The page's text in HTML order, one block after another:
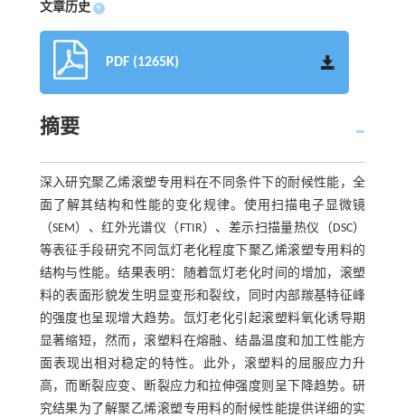
文章历史 +
PDF (1265K)
摘要
深入研究聚乙烯滚塑专用料在不同条件下的耐候性能，全
面了解其结构和性能的变化规律。使用扫描电子显微镜
（SEM）、红外光谱仪（FTIR）、差示扫描量热仪（DSC）
等表征手段研究不同氙灯老化程度下聚乙烯滚塑专用料的
结构与性能。结果表明：随着氙灯老化时间的增加，滚塑
料的表面形貌发生明显变形和裂纹，同时内部羰基特征峰
的强度也呈现增大趋势。氙灯老化引起滚塑料氧化诱导期
显著缩短，然而，滚塑料在熔融、结晶温度和加工性能方
面表现出相对稳定的特性。此外，滚塑料的屈服应力升
高，而断裂应变、断裂应力和拉伸强度则呈下降趋势。研
究结果为了解聚乙烯滚塑专用料的耐候性能提供详细的实